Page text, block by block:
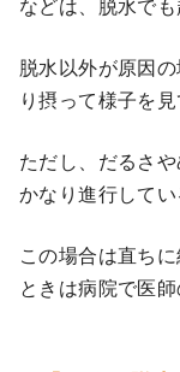
脱水以外が原因
り摂って様子を見
ただし、だるさ
かなり進行してい
この場合は直ち
ときは病院で医